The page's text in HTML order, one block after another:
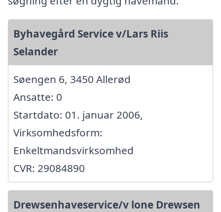
Byhavegård Service v/Lars Riis
Selander
Søengen 6, 3450 Allerød
Ansatte: 0
Startdato: 01. januar 2006,
Virksomhedsform:
Enkeltmandsvirksomhed
CVR: 29084890
Drewsenhaveservice/v lone Drewsen